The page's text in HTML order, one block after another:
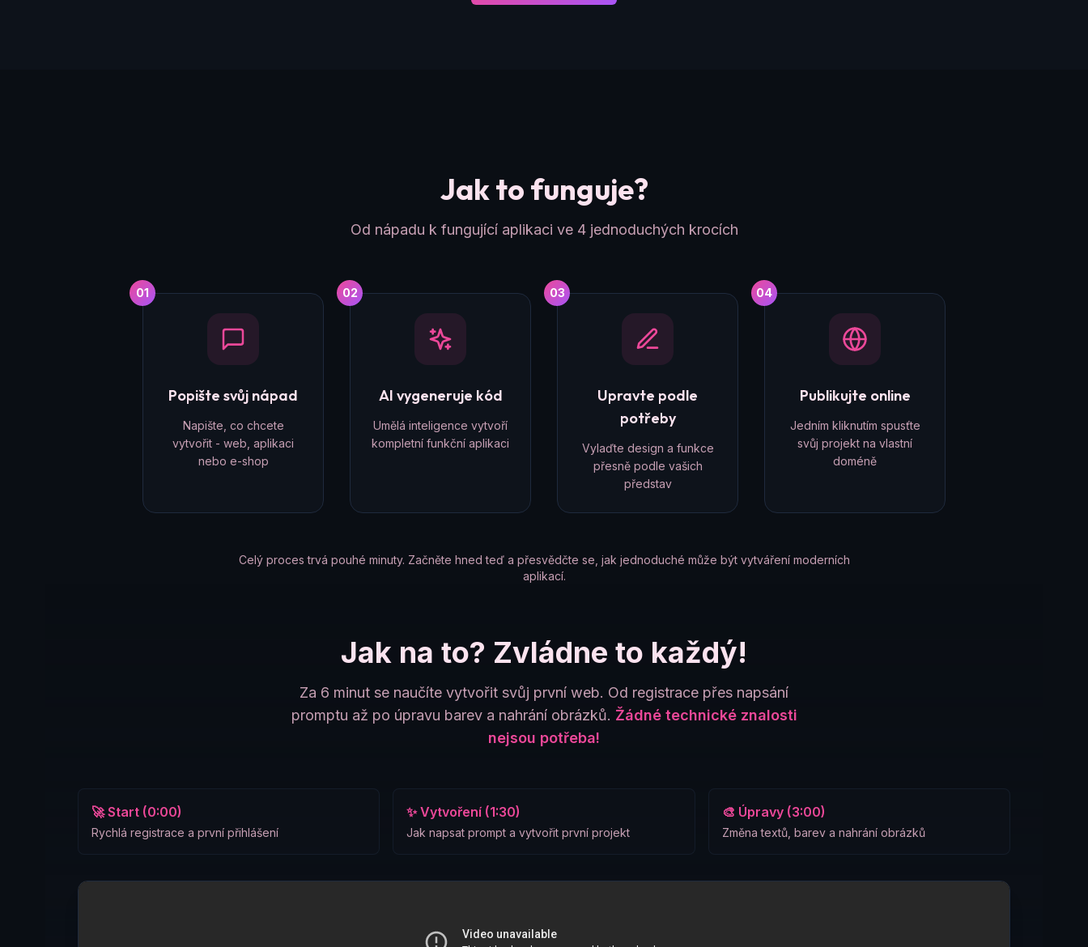
Jak to funguje?
Od nápadu k fungující aplikaci ve 4 jednoduchých krocích
01
Popište svůj nápad
Napište, co chcete
vytvořit - web, aplikaci
nebo e-shop
02
AI vygeneruje kód
Umělá inteligence vytvoří
kompletní funkční aplikaci
03
Upravte podle
potřeby
Vylaďte design a funkce
přesně podle vašich
představ
04
Publikujte online
Jedním kliknutím spusťte
svůj projekt na vlastní
doméně
Celý proces trvá pouhé minuty. Začněte hned teď a přesvědčte se, jak jednoduché může být vytváření moderních
aplikací.
Jak na to? Zvládne to každý!
Za 6 minut se naučíte vytvořit svůj první web. Od registrace přes napsání
promptu až po úpravu barev a nahrání obrázků. Žádné technické znalosti
nejsou potřeba!
🚀 Start (0:00)
Rychlá registrace a první přihlášení
✨ Vytvoření (1:30)
Jak napsat prompt a vytvořit první projekt
🎨 Úpravy (3:00)
Změna textů, barev a nahrání obrázků